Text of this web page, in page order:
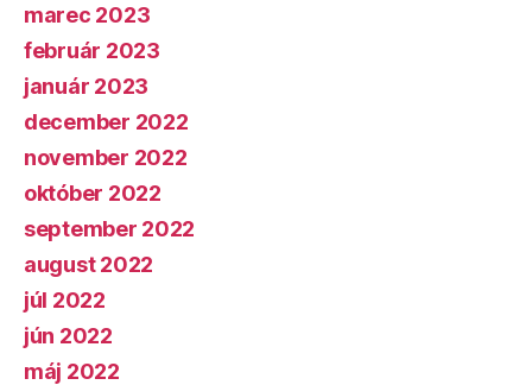
marec 2023
február 2023
január 2023
december 2022
november 2022
október 2022
september 2022
august 2022
júl 2022
jún 2022
máj 2022